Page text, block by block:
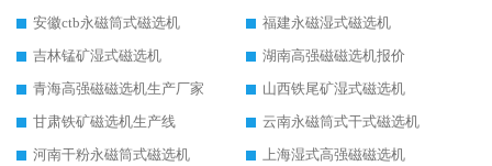
安徽ctb永磁筒式磁选机
福建永磁湿式磁选机
吉林锰矿湿式磁选机
湖南高强磁磁选机报价
青海高强磁磁选机生产厂家
山西铁尾矿湿式磁选机
甘肃铁矿磁选机生产线
云南永磁筒式干式磁选机
河南干粉永磁筒式磁选机
上海湿式高强磁磁选机